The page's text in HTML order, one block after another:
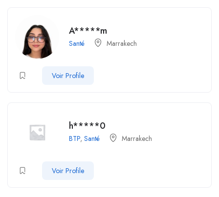
A*****m
Santé Marrakech
Voir Profile
h*****0
BTP, Santé Marrakech
Voir Profile